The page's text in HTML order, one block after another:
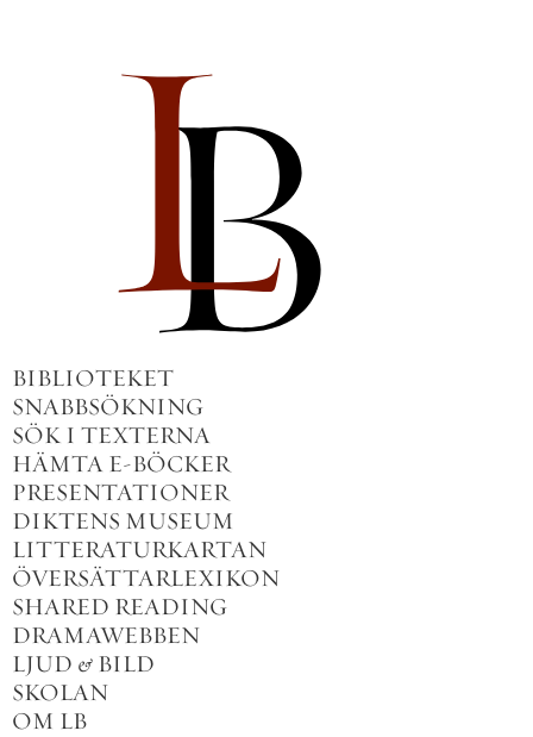
BIBLIOTEKET
SNABBSÖKNING
SÖK I TEXTERNA
HÄMTA E-BÖCKER
PRESENTATIONER
DIKTENS MUSEUM
LITTERATURKARTAN
ÖVERSÄTTARLEXIKON
SHARED READING
DRAMAWEBBEN
LJUD & BILD
SKOLAN
OM LB